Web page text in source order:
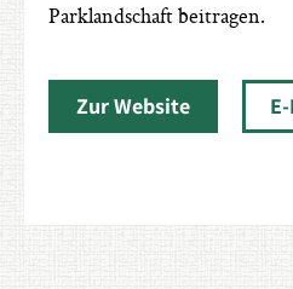
Parklandschaft beitragen.
Zur Website